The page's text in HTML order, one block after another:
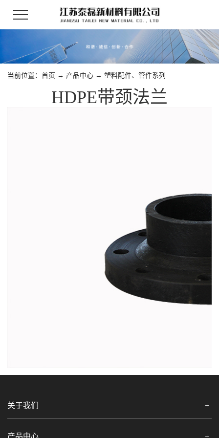
当前位置： 首页 → 产品中心 → 塑料配件、管件系列
HDPE带颈法兰
关于我们